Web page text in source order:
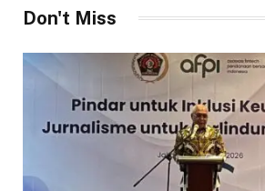
Don't Miss